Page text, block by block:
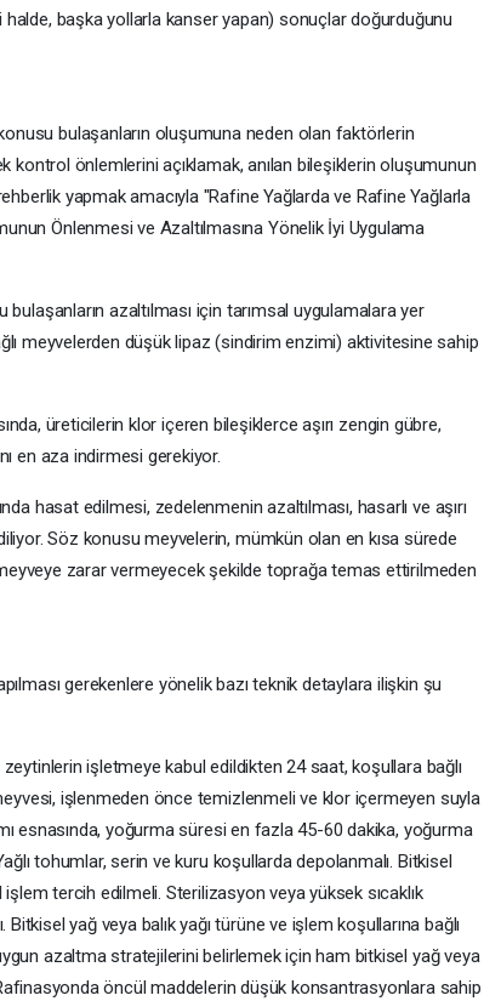
halde, başka yollarla kanser yapan) sonuçlar doğurduğunu
bulaşanların oluşumuna neden olan faktörlerin
kontrol önlemlerini açıklamak, anılan bileşiklerin oluşumunun
yapmak amacıyla "Rafine Yağlarda ve Rafine Yağlarla
Önlenmesi ve Azaltılmasına Yönelik İyi Uygulama
azaltılması için tarımsal uygulamalara yer
meyvelerden düşük lipaz (sindirim enzimi) aktivitesine sahip
üreticilerin klor içeren bileşiklerce aşırı zengin gübre,
en aza indirmesi gerekiyor.
hasat edilmesi, zedelenmenin azaltılması, hasarlı ve aşırı
Söz konusu meyvelerin, mümkün olan en kısa sürede
zarar vermeyecek şekilde toprağa temas ettirilmeden
gerekenlere yönelik bazı teknik detaylara ilişkin şu
işletmeye kabul edildikten 24 saat, koşullara bağlı
işlenmeden önce temizlenmeli ve klor içermeyen suyla
esnasında, yoğurma süresi en fazla 45-60 dakika, yoğurma
tohumlar, serin ve kuru koşullarda depolanmalı. Bitkisel
işlem tercih edilmeli. Sterilizasyon veya yüksek sıcaklık
yağ veya balık yağı türüne ve işlem koşullarına bağlı
azaltma stratejilerini belirlemek için ham bitkisel yağ veya
öncül maddelerin düşük konsantrasyonlara sahip